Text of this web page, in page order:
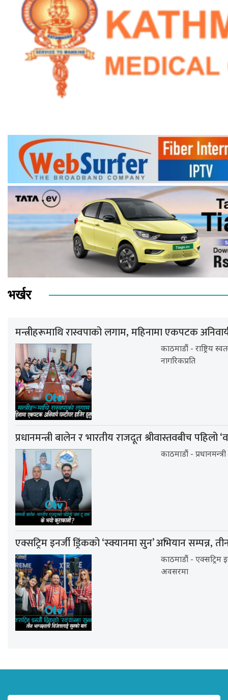
भर्खर
मन्त्रीहरूमाथि रास्वपाको लगाम, महिनामा एकपटक
काठमाडौं - राष्ट्रिय
नागरिकप्रति
प्रधानमन्त्री बालेन र भारतीय राजदूत श्रीवास्तवबीच
काठमाडौं -
एक्सट्रिम इनर्जी ड्रिंकको ‘स्क्यानमा सुन’ अभियान सम्पन्न,
काठमाडौं - एक्सट्रिम
अवसरमा